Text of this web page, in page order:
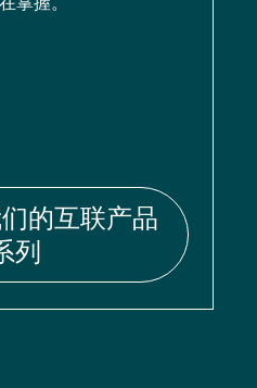
的互联产品
列